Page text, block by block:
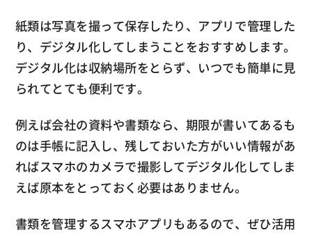
紙類は写真を撮って保存したり、アプリで管理した
り、デジタル化してしまうことをおすすめします。
デジタル化は収納場所をとらず、いつでも簡単に見
られてとても便利です。
例えば会社の資料や書類なら、期限が書いてあるも
のは手帳に記入し、残しておいた方がいい情報があ
ればスマホのカメラで撮影してデジタル化してしま
えば原本をとっておく必要はありません。
書類を管理するスマホアプリもあるので、ぜひ活用